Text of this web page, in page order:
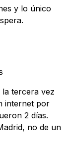
y lo único
la tercera vez
internet por
2 días.
no de un